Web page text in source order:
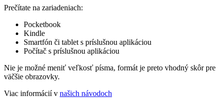
Prečítate na zariadeniach:
Pocketbook
Kindle
Smartfón či tablet s príslušnou aplikáciou
Počítač s príslušnou aplikáciou
Nie je možné meniť veľkosť písma, formát je preto vhodný skôr pre
väčšie obrazovky.
Viac informácií v našich návodoch